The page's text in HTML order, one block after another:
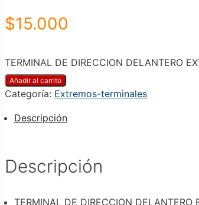
$15.000
TERMINAL DE DIRECCION DELANTERO
Añadir al carrito
Categoría: Extremos-terminales
Descripción
Descripción
TERMINAL DE DIRECCION